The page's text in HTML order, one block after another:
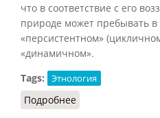
что в соответствие с его
природе может пребывать в
«персистентном»
«динамичном».
Tags:
Этнология
Подробнее